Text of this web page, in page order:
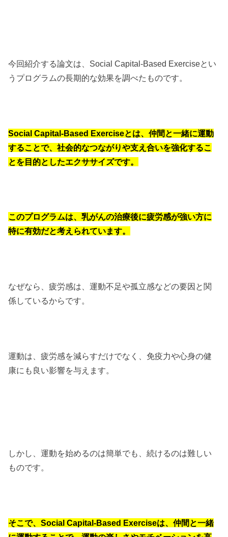
今回紹介する論文は、Social Capital-Based Exerciseとい
うプログラムの長期的な効果を調べたものです。
Social Capital-Based Exerciseとは、仲間と一緒に運動
することで、社会的なつながりや支え合いを強化するこ
とを目的としたエクササイズです。
このプログラムは、乳がんの治療後に疲労感が強い方に
特に有効だと考えられています。
なぜなら、疲労感は、運動不足や孤立感などの要因と関
係しているからです。
運動は、疲労感を減らすだけでなく、免疫力や心身の健
康にも良い影響を与えます。
しかし、運動を始めるのは簡単でも、続けるのは難しい
ものです。
そこで、Social Capital-Based Exerciseは、仲間と一緒